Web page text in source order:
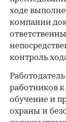
ходе
компании
контроль
работников
обучение и
охраны и